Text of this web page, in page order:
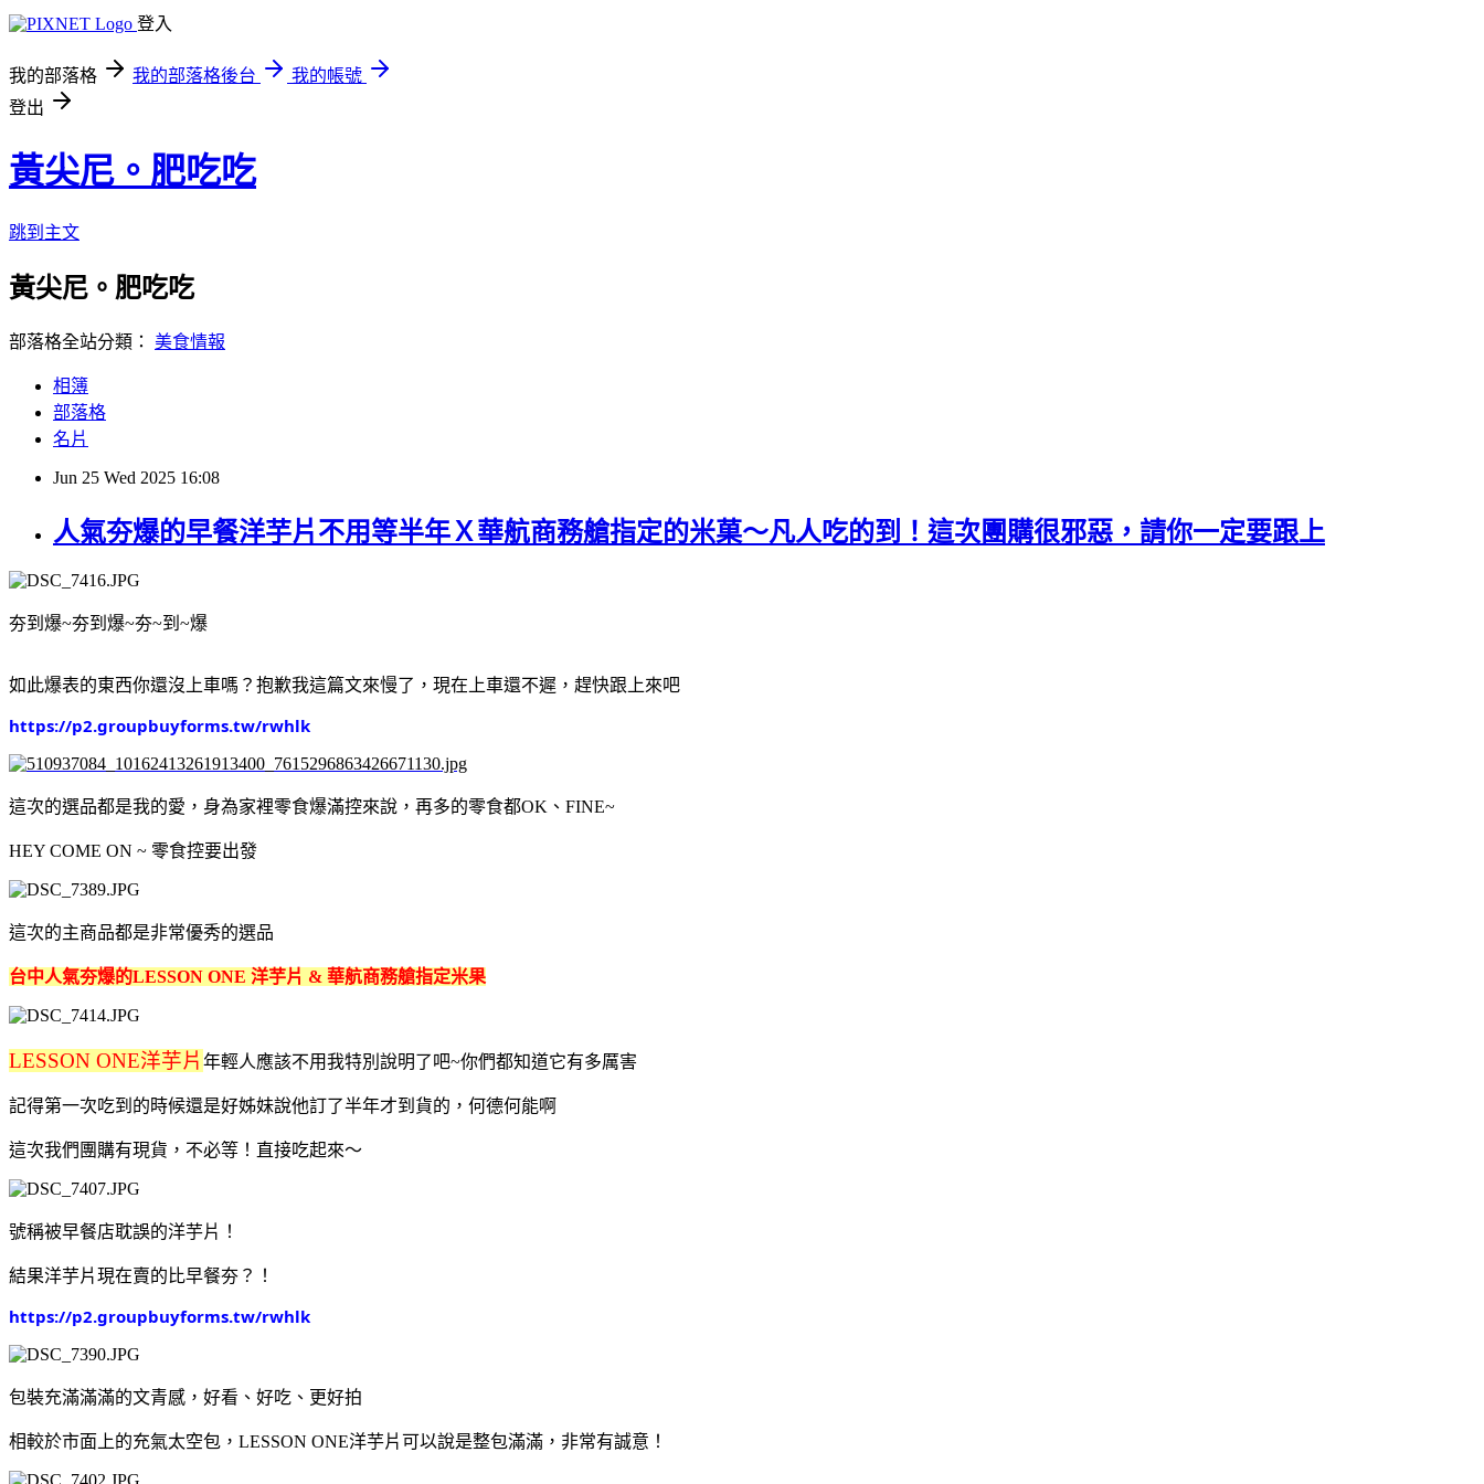
登入
我的部落格 我的部落格後台
我的帳號
登出
黃尖尼。肥吃吃
跳到主文
黃尖尼。肥吃吃
部落格全站分類： 美食情報
相簿
部落格
名片
Jun 25 Wed 2025 16:08
人氣夯爆的早餐洋芋片不用等半年Ｘ華航商務艙指定的米菓～凡人吃的到！這次團購很邪惡，請你一定要跟上
夯到爆~夯到爆~夯~到~爆
如此爆表的東西你還沒上車嗎？抱歉我這篇文來慢了，現在上車還不遲，趕快跟上來吧
https://p2.groupbuyforms.tw/rwhlk
這次的選品都是我的愛，身為家裡零食爆滿控來說，再多的零食都OK、FINE~
HEY COME ON ~ 零食控要出發
這次的主商品都是非常優秀的選品
台中人氣夯爆的LESSON ONE 洋芋片 & 華航商務艙指定米果
LESSON ONE洋芋片 年輕人應該不用我特別說明了吧~你們都知道它有多厲害
記得第一次吃到的時候還是好姊妹說他訂了半年才到貨的，何德何能啊
這次我們團購有現貨，不必等！直接吃起來～
號稱被早餐店耽誤的洋芋片！
結果洋芋片現在賣的比早餐夯？！
https://p2.groupbuyforms.tw/rwhlk
包裝充滿滿滿的文青感，好看、好吃、更好拍
相較於市面上的充氣太空包，LESSON ONE洋芋片可以說是整包滿滿，非常有誠意！